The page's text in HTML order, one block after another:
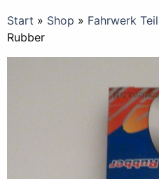
Start » Shop » Fahrwerk
Rubber